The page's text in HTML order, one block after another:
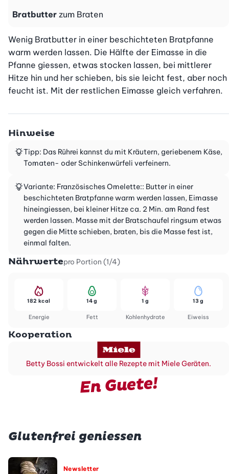
Bratbutter zum Braten
Wenig Bratbutter in einer beschichteten Bratpfanne
warm werden lassen. Die Hälfte der Eimasse in die
Pfanne giessen, etwas stocken lassen, bei mittlerer
Hitze hin und her schieben, bis sie leicht fest, aber noch
feucht ist. Mit der restlichen Eimasse gleich verfahren.
Hinweise
Tipp: Das Rührei kannst du mit Kräutern, geriebenem Käse,
Tomaten- oder Schinkenwürfeli verfeinern.
Variante: Französisches Omelette:: Butter in einer
beschichteten Bratpfanne warm werden lassen, Eimasse
hineingiessen, bei kleiner Hitze ca. 2 Min. am Rand fest
werden lassen. Masse mit der Bratschaufel ringsum etwas
gegen die Mitte schieben, braten, bis die Masse fest ist,
einmal falten.
Nährwertepro Portion (1/4)
Energie
182 kcal
Fett
14 g
Kohlenhydrate
1 g
Eiweiss
13 g
Kooperation
Betty Bossi entwickelt alle Rezepte mit Miele Geräten.
En Guete!
Glutenfrei geniessen
Newsletter